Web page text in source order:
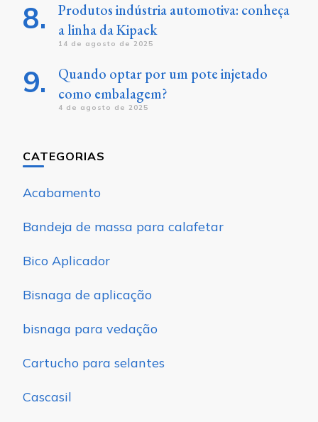
Produtos indústria automotiva: conheça
a linha da Kipack
14 de agosto de 2025
Quando optar por um pote injetado
como embalagem?
4 de agosto de 2025
CATEGORIAS
Acabamento
Bandeja de massa para calafetar
Bico Aplicador
Bisnaga de aplicação
bisnaga para vedação
Cartucho para selantes
Cascasil